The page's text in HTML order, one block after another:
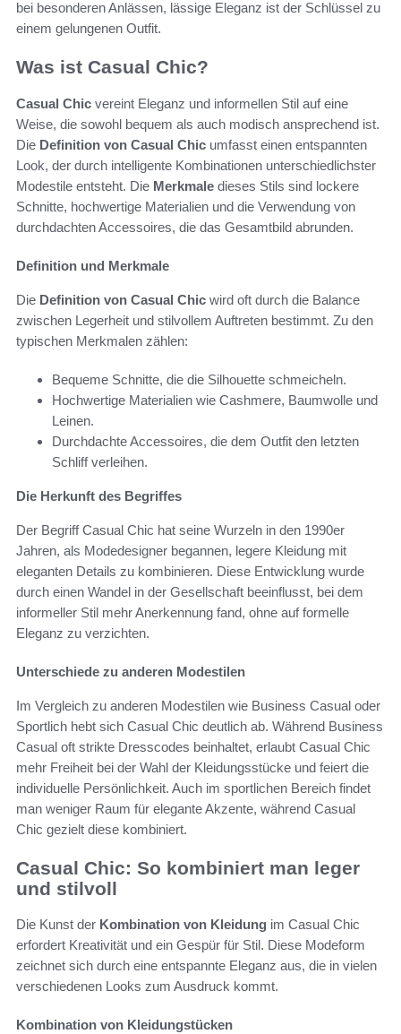
bei besonderen Anlässen, lässige Eleganz ist der Schlüssel zu
einem gelungenen Outfit.
Was ist Casual Chic?
Casual Chic vereint Eleganz und informellen Stil auf eine
Weise, die sowohl bequem als auch modisch ansprechend ist.
Die Definition von Casual Chic umfasst einen entspannten
Look, der durch intelligente Kombinationen unterschiedlichster
Modestile entsteht. Die Merkmale dieses Stils sind lockere
Schnitte, hochwertige Materialien und die Verwendung von
durchdachten Accessoires, die das Gesamtbild abrunden.
Definition und Merkmale
Die Definition von Casual Chic wird oft durch die Balance
zwischen Legerheit und stilvollem Auftreten bestimmt. Zu den
typischen Merkmalen zählen:
Bequeme Schnitte, die die Silhouette schmeicheln.
Hochwertige Materialien wie Cashmere, Baumwolle und
Leinen.
Durchdachte Accessoires, die dem Outfit den letzten
Schliff verleihen.
Die Herkunft des Begriffes
Der Begriff Casual Chic hat seine Wurzeln in den 1990er
Jahren, als Modedesigner begannen, legere Kleidung mit
eleganten Details zu kombinieren. Diese Entwicklung wurde
durch einen Wandel in der Gesellschaft beeinflusst, bei dem
informeller Stil mehr Anerkennung fand, ohne auf formelle
Eleganz zu verzichten.
Unterschiede zu anderen Modestilen
Im Vergleich zu anderen Modestilen wie Business Casual oder
Sportlich hebt sich Casual Chic deutlich ab. Während Business
Casual oft strikte Dresscodes beinhaltet, erlaubt Casual Chic
mehr Freiheit bei der Wahl der Kleidungsstücke und feiert die
individuelle Persönlichkeit. Auch im sportlichen Bereich findet
man weniger Raum für elegante Akzente, während Casual
Chic gezielt diese kombiniert.
Casual Chic: So kombiniert man leger
und stilvoll
Die Kunst der Kombination von Kleidung im Casual Chic
erfordert Kreativität und ein Gespür für Stil. Diese Modeform
zeichnet sich durch eine entspannte Eleganz aus, die in vielen
verschiedenen Looks zum Ausdruck kommt.
Kombination von Kleidungstücken